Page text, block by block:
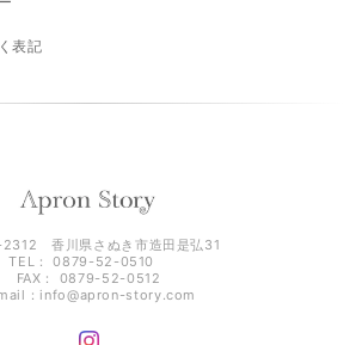
表記
香川県さぬき市造田是弘31
TEL： 0879-52-0510
FAX： 0879-52-0512
： info@apron-story.com